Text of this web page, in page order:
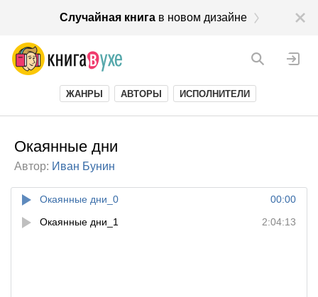
Случайная книгав новом дизайне
ЖАНРЫ АВТОРЫ ИСПОЛНИТЕЛИ
Окаянные дни
Автор: Иван Бунин
00:00
Окаянные дни_0
2:04:13
Окаянные дни_1